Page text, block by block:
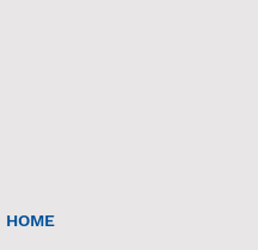
HOME